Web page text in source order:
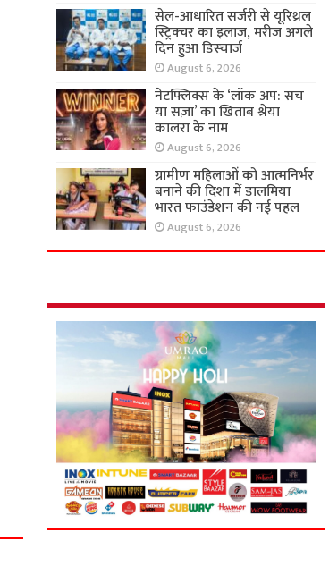
सेल-आधारित सर्जरी से यूरिथ्रल
स्ट्रिक्चर का इलाज, मरीज अगले
दिन हुआ डिस्चार्ज
August 6, 2026
नेटफ्लिक्स के ‘लॉक अप: सच
या सज़ा’ का खिताब श्रेया
कालरा के नाम
August 6, 2026
ग्रामीण महिलाओं को आत्मनिर्भर
बनाने की दिशा में डालमिया
भारत फाउंडेशन की नई पहल
August 6, 2026